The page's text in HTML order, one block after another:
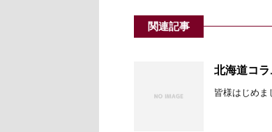
関連記事
北海道コ
皆様はじめま